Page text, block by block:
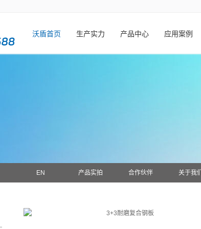
沃盾首页 生产实力 产品中心 应用案例
关于我们
合作伙伴
产品实拍
EN